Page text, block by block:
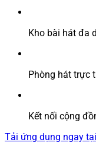
Kho bài hát đa
Phòng hát trực
Kết nối cộng
Tải ứng dụng ngay